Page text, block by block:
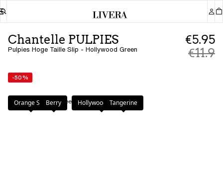
Chantelle PULPIES
Pulpies Hoge Taille Slip - Hollywood Green
€5.95
€11.9
-50%
Kleur:Hollywood Green
Orange SariBerry Hollywood Green
Tangerine